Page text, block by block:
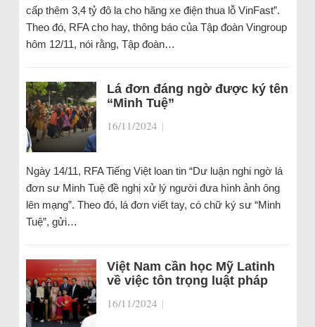
cấp thêm 3,4 tỷ đô la cho hãng xe điện thua lỗ VinFast”.
Theo đó, RFA cho hay, thông báo của Tập đoàn Vingroup
hôm 12/11, nói rằng, Tập đoàn…
Lá đơn đáng ngờ được ký tên
“Minh Tuệ”
16/11/2024 |
Ngày 14/11, RFA Tiếng Việt loan tin “Dư luận nghi ngờ lá
đơn sư Minh Tuệ đề nghị xử lý người đưa hình ảnh ông
lên mạng”. Theo đó, lá đơn viết tay, có chữ ký sư “Minh
Tuệ”, gửi…
Việt Nam cần học Mỹ Latinh
về việc tôn trọng luật pháp
16/11/2024 |